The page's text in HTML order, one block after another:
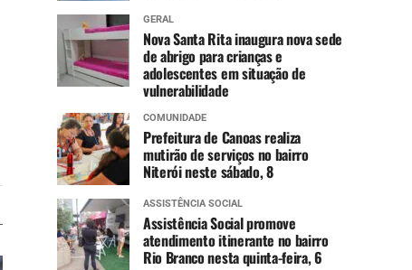
GERAL
Nova Santa Rita inaugura nova sede
de abrigo para crianças e
adolescentes em situação de
vulnerabilidade
COMUNIDADE
Prefeitura de Canoas realiza
mutirão de serviços no bairro
Niterói neste sábado, 8
ASSISTÊNCIA SOCIAL
Assistência Social promove
atendimento itinerante no bairro
Rio Branco nesta quinta-feira, 6